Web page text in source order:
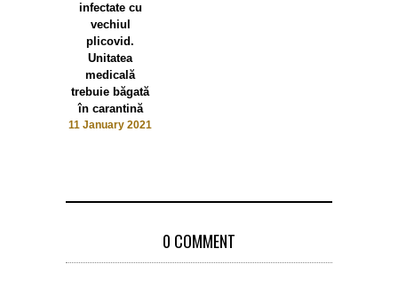
infectate cu
vechiul
plicovid.
Unitatea
medicală
trebuie băgată
în carantină
11 January 2021
0 COMMENT